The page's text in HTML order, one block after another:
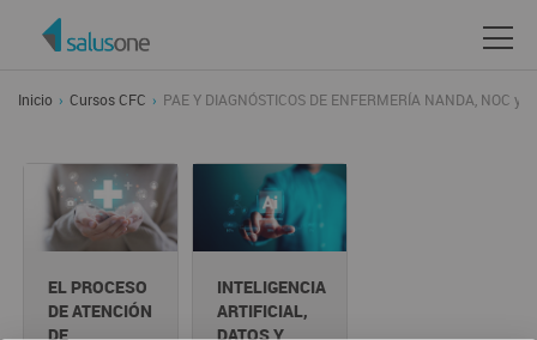
Inicio Cursos CFC PAE Y DIAGNÓSTICOS DE ENFERMERÍA NANDA, NOC y
EL PROCESO
DE ATENCIÓN
DE
INTELIGENCIA
ARTIFICIAL,
DATOS Y